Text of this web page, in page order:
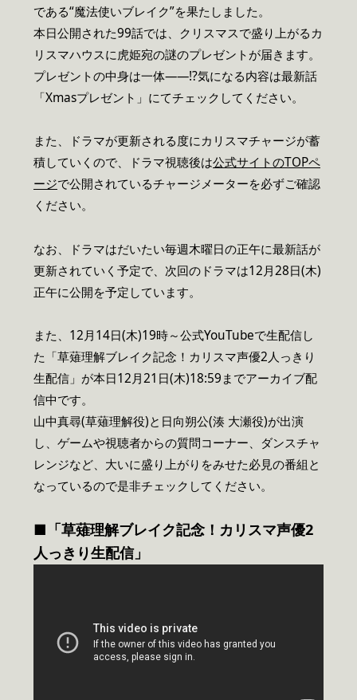
である“魔法使いブレイク”を果たしました。
本日公開された99話では、クリスマスで盛り上がるカ
リスマハウスに虎姫宛の謎のプレゼントが届きます。
プレゼントの中身は一体――!?気になる内容は最新話
「Xmasプレゼント」にてチェックしてください。
また、ドラマが更新される度にカリスマチャージが蓄
積していくので、ドラマ視聴後は公式サイトのTOPペ
ージで公開されているチャージメーターを必ずご確認
ください。
なお、ドラマはだいたい毎週木曜日の正午に最新話が
更新されていく予定で、次回のドラマは12月28日(木)
正午に公開を予定しています。
また、12月14日(木)19時～公式YouTubeで生配信し
た「草薙理解ブレイク記念！カリスマ声優2人っきり
生配信」が本日12月21日(木)18:59までアーカイブ配
信中です。
山中真尋(草薙理解役)と日向朔公(湊 大瀬役)が出演
し、ゲームや視聴者からの質問コーナー、ダンスチャ
レンジなど、大いに盛り上がりをみせた必見の番組と
なっているので是非チェックしてください。
■「草薙理解ブレイク記念！カリスマ声優2
人っきり生配信」